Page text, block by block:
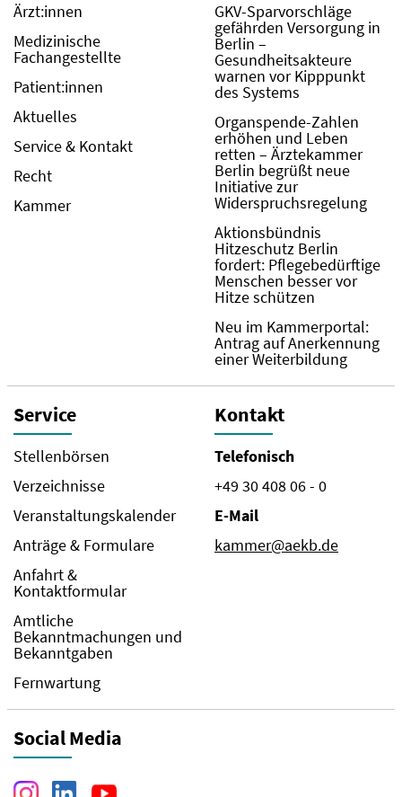
Ärzt:innen
Medizinische
Fachangestellte
Patient:innen
Aktuelles
Service & Kontakt
Recht
Kammer
GKV-Sparvorschläge
gefährden Versorgung in
Berlin –
Gesundheitsakteure
warnen vor Kipppunkt
des Systems
Organspende-Zahlen
erhöhen und Leben
retten – Ärztekammer
Berlin begrüßt neue
Initiative zur
Widerspruchsregelung
Aktionsbündnis
Hitzeschutz Berlin
fordert: Pflegebedürftige
Menschen besser vor
Hitze schützen
Neu im Kammerportal:
Antrag auf Anerkennung
einer Weiterbildung
Service
Stellenbörsen
Verzeichnisse
Veranstaltungskalender
Anträge & Formulare
Anfahrt &
Kontaktformular
Amtliche
Bekanntmachungen und
Bekanntgaben
Fernwartung
Kontakt
Telefonisch
+49 30 408 06 - 0
E-Mail
kammer@aekb.de
Social Media